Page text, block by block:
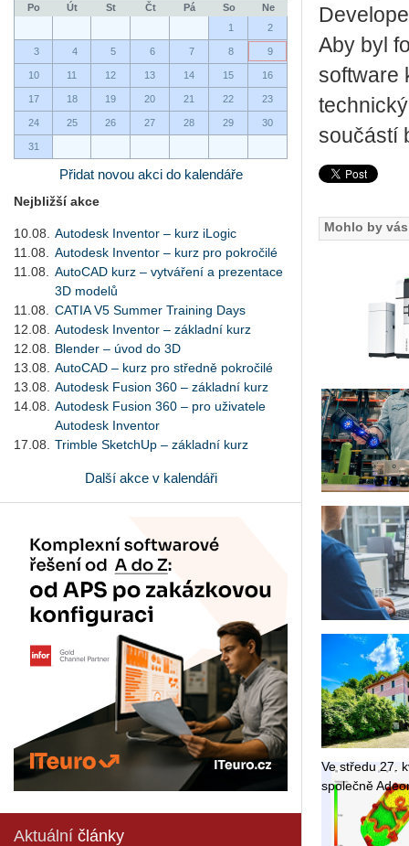
Po Út St Čt Pá So
Ne
1
2
3 4 5 6 7 8 9
10 11 12 13 14 15 16
17 18 19 20 21 22 23
24 25 26 27 28 29 30
31
Přidat novou akci do kalendáře
Nejbližší akce
10.08.
Autodesk Inventor – kurz iLogic
11.08.
Autodesk Inventor – kurz pro pokročilé
11.08.
AutoCAD kurz – vytváření a prezentace
3D modelů
11.08.
CATIA V5 Summer Training Days
12.08.
Autodesk Inventor – základní kurz
12.08.
Blender – úvod do 3D
13.08.
AutoCAD – kurz pro středně pokročilé
13.08.
Autodesk Fusion 360 – základní kurz
14.08.
Autodesk Fusion 360 – pro uživatele
Autodesk Inventor
17.08.
Trimble SketchUp – základní kurz
Další akce v kalendáři
Aktuální články
Aby byl
software
součástí
Mohlo by
Ve stře­du 27.
spo­leč­ně